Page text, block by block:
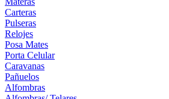
Carteras
Pulseras
Relojes
Posa Mates
Porta Celular
Caravanas
Pañuelos
Alfombras